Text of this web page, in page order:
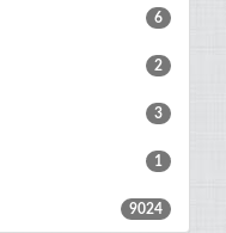
6
2
3
1
9024